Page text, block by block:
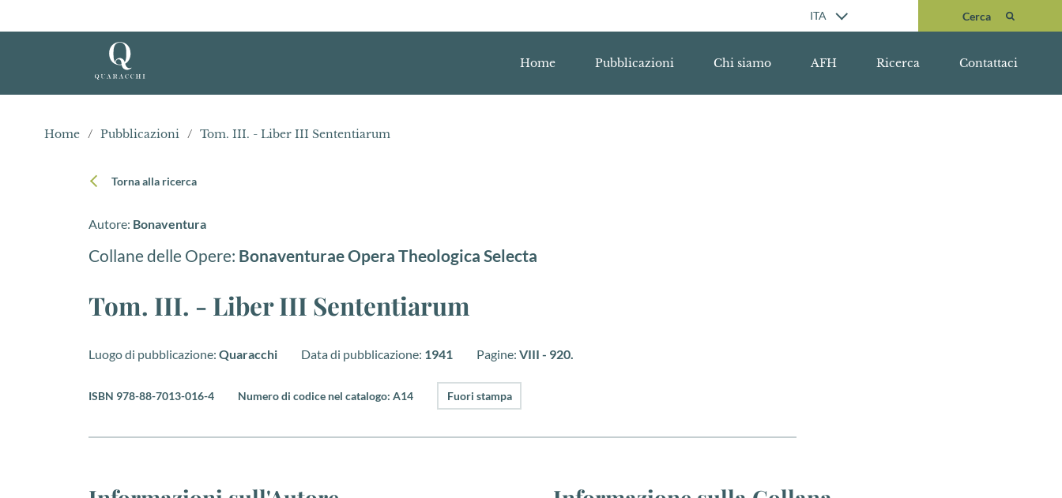
ITA Cerca
Cerca
Home Pubblicazioni Chi siamo AFH Ricerca Contattaci
Home / Pubblicazioni / Tom. III. - Liber III Sententiarum
Torna alla ricerca
Autore: Bonaventura
Collane delle Opere: Bonaventurae Opera Theologica Selecta
Tom. III. - Liber III Sententiarum
Luogo di pubblicazione: Quaracchi Data di pubblicazione: 1941 Pagine: VIII - 920.
ISBN 978-88-7013-016-4 Numero di codice nel catalogo: A14 Fuori stampa